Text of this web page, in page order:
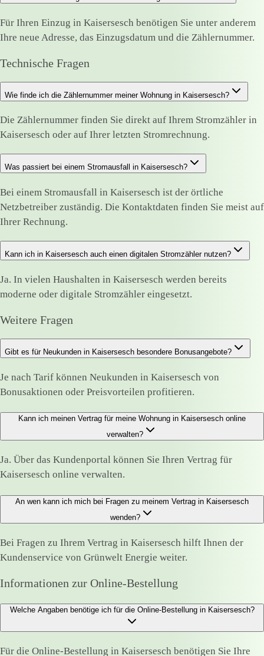
Für Ihren Einzug in Kaisersesch benötigen Sie unter anderem
Ihre neue Adresse, das Einzugsdatum und die Zählernummer.
Technische Fragen
Wie finde ich die Zählernummer meiner Wohnung in Kaisersesch?
Die Zählernummer finden Sie direkt auf Ihrem Stromzähler in
Kaisersesch oder auf Ihrer letzten Stromrechnung.
Was passiert bei einem Stromausfall in Kaisersesch?
Bei einem Stromausfall in Kaisersesch ist der örtliche
Netzbetreiber zuständig. Die Kontaktdaten finden Sie meist auf
Ihrer Rechnung.
Kann ich in Kaisersesch auch einen digitalen Stromzähler nutzen?
Ja. In vielen Haushalten in Kaisersesch werden bereits
moderne oder digitale Stromzähler eingesetzt.
Weitere Fragen
Gibt es für Neukunden in Kaisersesch besondere Bonusangebote?
Je nach Tarif können Neukunden in Kaisersesch von
Bonusaktionen oder Preisvorteilen profitieren.
Kann ich meinen Vertrag für meine Wohnung in Kaisersesch online
verwalten?
Ja. Über das Kundenportal können Sie Ihren Vertrag für
Kaisersesch online verwalten.
An wen kann ich mich bei Fragen zu meinem Vertrag in Kaisersesch
wenden?
Bei Fragen zu Ihrem Vertrag in Kaisersesch hilft Ihnen der
Kundenservice von Grünwelt Energie weiter.
Informationen zur Online-Bestellung
Welche Angaben benötige ich für die Online-Bestellung in Kaisersesch?
Für die Online-Bestellung in Kaisersesch benötigen Sie Ihre